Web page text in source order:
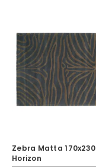
Zebra Matta 170x230 |
Horizon